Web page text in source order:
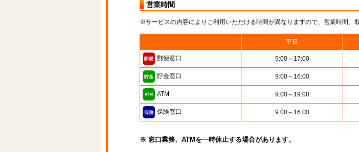
営業時間
※サービスの内容によりご利用いただける時間が異なりますので、営業時間、
平日
郵便窓口 9:00～17:00
貯金窓口 9:00～16:00
ATM 9:00～19:00
保険窓口 9:00～16:00
※ 窓口業務、ATMを一時休止する場合があります。